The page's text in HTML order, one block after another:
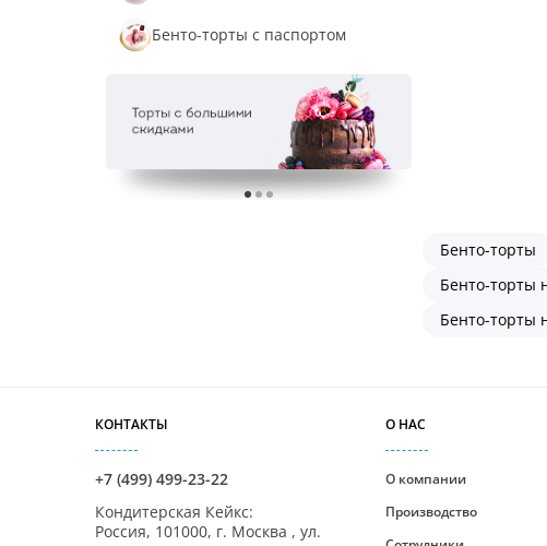
Бенто-торты с паспортом
Бенто-торты
Бенто-торты
Бенто-торты
КОНТАКТЫ
+7 (499) 499-23-22
Кондитерская Кейкс:
Россия, 101000, г. Москва , ул.
О НАС
О компании
Производство